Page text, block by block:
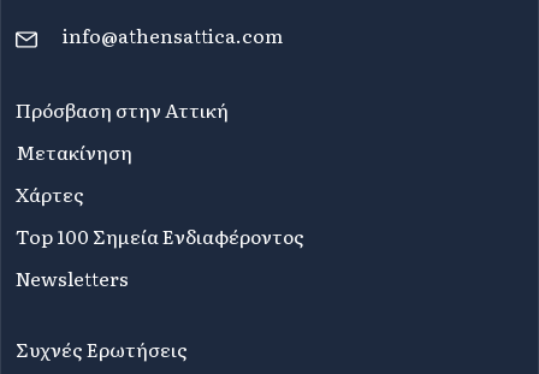
info@athensattica.com
Πρόσβαση στην Αττική
Μετακίνηση
Χάρτες
Top 100 Σημεία Ενδιαφέροντος
Newsletters
Συχνές Ερωτήσεις